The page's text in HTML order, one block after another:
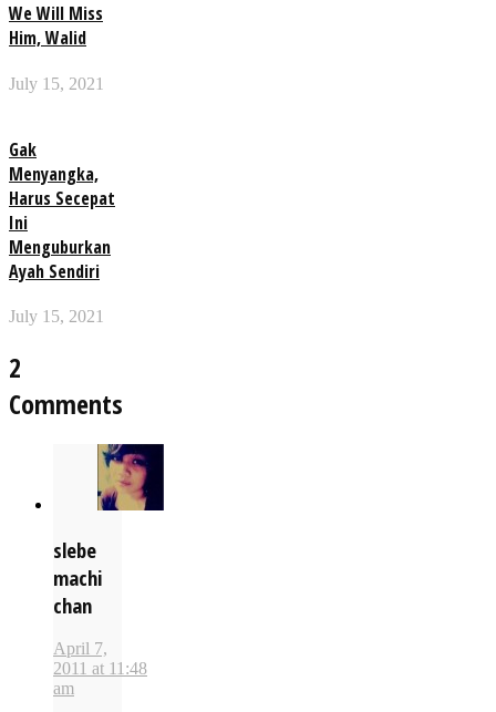
We Will Miss
Him, Walid
July 15, 2021
Gak
Menyangka,
Harus Secepat
Ini
Menguburkan
Ayah Sendiri
July 15, 2021
2
Comments
slebe
machi
chan
April 7,
2011 at 11:48
am